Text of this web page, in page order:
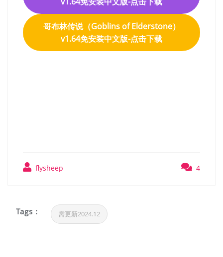
哥布林传说（Goblins of Elderstone）
v1.64免安装中文版-点击下载
flysheep 4
Tags : 需更新2024.12